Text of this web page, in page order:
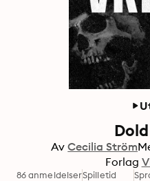
Av Cecilia Ström
Forlag
86 anmeldelserSpilletid